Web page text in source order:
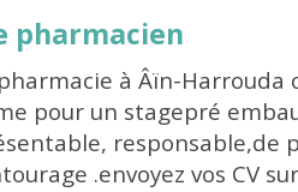
pharmacien
à Âïn-Harrouda
pour un stagepré
.envoyez vos CV